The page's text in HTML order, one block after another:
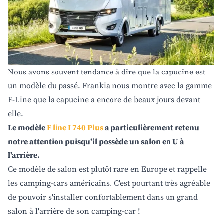
Nous avons souvent tendance à dire que la capucine est
un modèle du passé. Frankia nous montre avec la gamme
F-Line que la capucine a encore de beaux jours devant
elle.
Le modèleF line I 740 Plusa particulièrement retenu
notre attention puisqu'il possède un salon en U à
l'arrière.
Ce modèle de salon est plutôt rare en Europe et rappelle
les camping-cars américains. C'est pourtant très agréable
de pouvoir s'installer confortablement dans un grand
salon à l'arrière de son camping-car !